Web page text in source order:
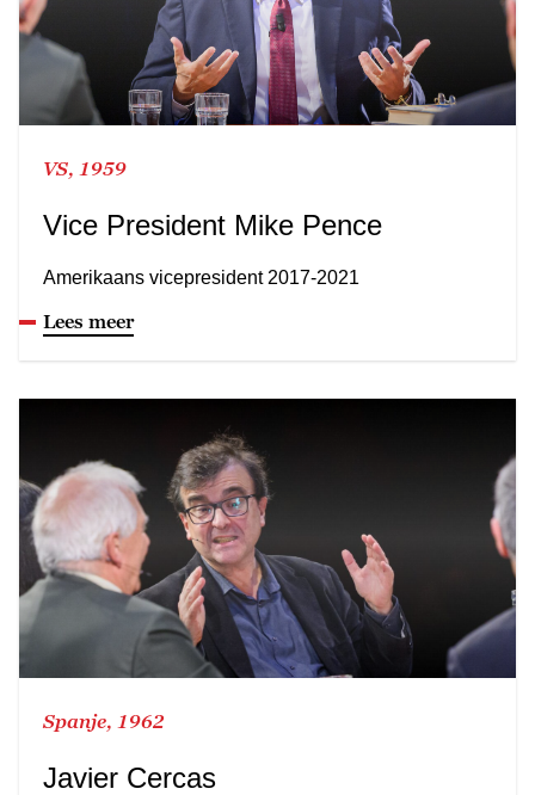
VS, 1959
Vice President Mike Pence
Amerikaans vicepresident 2017-2021
Lees meer
Spanje, 1962
Javier Cercas